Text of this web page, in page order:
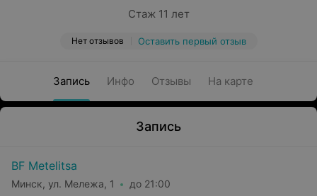
Стаж 11 лет
Нет отзывов Оставить первый отзыв
Запись Инфо Отзывы На карте
Запись
BF Metelitsa
Минск, ул. Мележа, 1 до 21:00